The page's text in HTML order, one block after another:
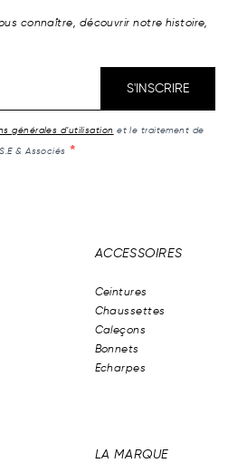
connaître, découvrir notre histoire,
S'INSCRIRE
générales d’utilisation et le traitement de
& Associés
ACCESSOIRES
Ceintures
Chaussettes
Caleçons
Bonnets
Echarpes
LA MARQUE